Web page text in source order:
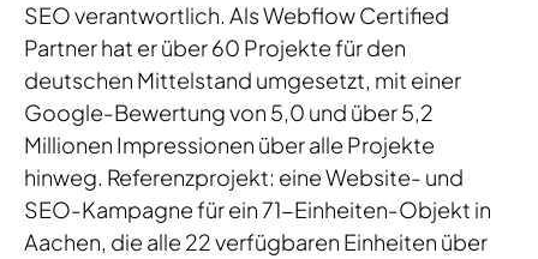
SEO verantwortlich. Als Webflow Certified
Partner hat er über 60 Projekte für den
deutschen Mittelstand umgesetzt, mit einer
Google-Bewertung von 5,0 und über 5,2
Millionen Impressionen über alle Projekte
hinweg. Referenzprojekt: eine Website- und
SEO-Kampagne für ein 71-Einheiten-Objekt in
Aachen, die alle 22 verfügbaren Einheiten über